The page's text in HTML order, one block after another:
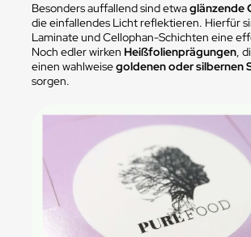
Besonders auffallend sind etwaglänzende
die einfallendes Licht reflektieren. Hierfür
Laminate und Cellophan-Schichten eine
Noch edler wirken Heißfolienprägungen,
einen wahlweisegoldenen oder silbernen
sorgen.